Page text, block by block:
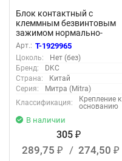
Блок контактный с
клеммным безвинтовым
зажимом нормально-
открытый DKC MC-NOPP
Арт.: T-1929965
Цоколь:
Нет (без)
Бренд:
DKC
Страна:
Китай
Серия:
Митра (Mitra)
Классификация:
Крепление к
основанию
В наличии
305 ₽
289,75 ₽ / 274,50 ₽